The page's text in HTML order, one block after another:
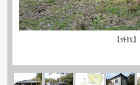
【外観】